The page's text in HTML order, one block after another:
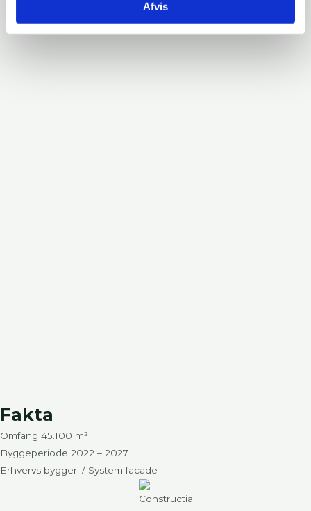
Afvis
Fakta
Omfang 45.100 m²
Byggeperiode 2022 – 2027
Erhvervs byggeri / System facade